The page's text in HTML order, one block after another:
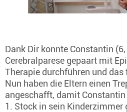
Dank Dir konnte Constantin
Cerebralparese gepaart mit
Therapie durchführen und das
Nun haben die Eltern einen
angeschafft, damit
1. Stock in sein Kinderzimmer